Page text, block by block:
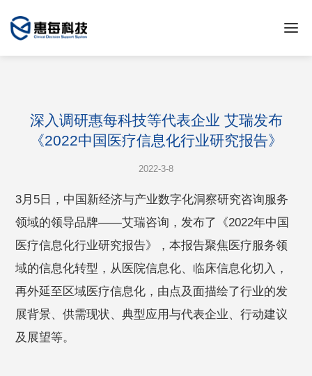
深入调研惠每科技等代表企业 艾瑞发布
《2022中国医疗信息化行业研究报告》
2022-3-8
3月5日，中国新经济与产业数字化洞察研究咨询服务
领域的领导品牌——艾瑞咨询，发布了《2022年中国
医疗信息化行业研究报告》，本报告聚焦医疗服务领
域的信息化转型，从医院信息化、临床信息化切入，
再外延至区域医疗信息化，由点及面描绘了行业的发
展背景、供需现状、典型应用与代表企业、行动建议
及展望等。